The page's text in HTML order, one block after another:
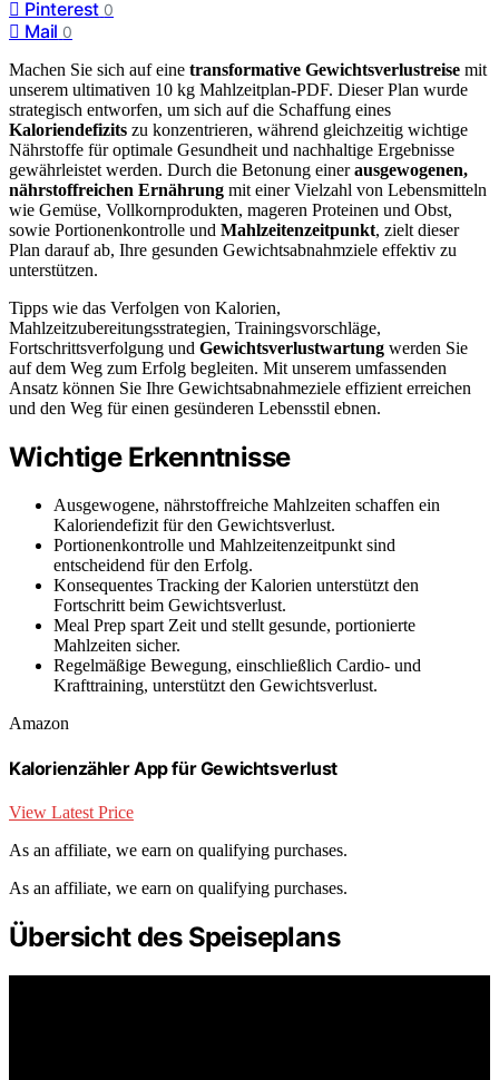
Pinterest 0
Mail 0
Machen Sie sich auf eine transformative Gewichtsverlustreise mit
unserem ultimativen 10 kg Mahlzeitplan-PDF. Dieser Plan wurde
strategisch entworfen, um sich auf die Schaffung eines
Kaloriendefizits zu konzentrieren, während gleichzeitig wichtige
Nährstoffe für optimale Gesundheit und nachhaltige Ergebnisse
gewährleistet werden. Durch die Betonung einerausgewogenen,
nährstoffreichen Ernährung mit einer Vielzahl von Lebensmitteln
wie Gemüse, Vollkornprodukten, mageren Proteinen und Obst,
sowie Portionenkontrolle und Mahlzeitenzeitpunkt, zielt dieser
Plan darauf ab, Ihre gesunden Gewichtsabnahmziele effektiv zu
unterstützen.
Tipps wie das Verfolgen von Kalorien,
Mahlzeitzubereitungsstrategien, Trainingsvorschläge,
Fortschrittsverfolgung und Gewichtsverlustwartung werden Sie
auf dem Weg zum Erfolg begleiten. Mit unserem umfassenden
Ansatz können Sie Ihre Gewichtsabnahmeziele effizient erreichen
und den Weg für einen gesünderen Lebensstil ebnen.
Wichtige Erkenntnisse
Ausgewogene, nährstoffreiche Mahlzeiten schaffen ein
Kaloriendefizit für den Gewichtsverlust.
Portionenkontrolle und Mahlzeitenzeitpunkt sind
entscheidend für den Erfolg.
Konsequentes Tracking der Kalorien unterstützt den
Fortschritt beim Gewichtsverlust.
Meal Prep spart Zeit und stellt gesunde, portionierte
Mahlzeiten sicher.
Regelmäßige Bewegung, einschließlich Cardio- und
Krafttraining, unterstützt den Gewichtsverlust.
Amazon
Kalorienzähler App für Gewichtsverlust
View Latest Price
As an affiliate, we earn on qualifying purchases.
As an affiliate, we earn on qualifying purchases.
Übersicht des Speiseplans